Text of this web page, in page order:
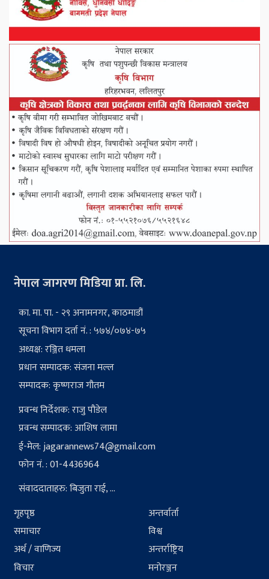
नेपाल जागरण मिडिया प्रा. लि.
का. मा. पा. - २९ अनामनगर, काठमाडौं
सूचना विभाग दर्ता नं. : ५७४/०७४-७५
अध्यक्ष: रञ्जित धमला
प्रधान सम्पादक: संजना मल्ल
सम्पादक: कृष्णराज गौतम
प्रवन्ध निर्देशक: राजु पौडेल
प्रवन्ध सम्पादक: आशिष लामा
ई-मेल:jagarannews74@gmail.com
फोन नं. : 01-4436964
संवाददाताहरु: बिजुता राई, ...
गृहपृष्ठ
समाचार
अर्थ / वाणिज्य
विचार
अन्तर्वार्ता
विश्व
अन्तर्राष्ट्रिय
मनोरञ्जन